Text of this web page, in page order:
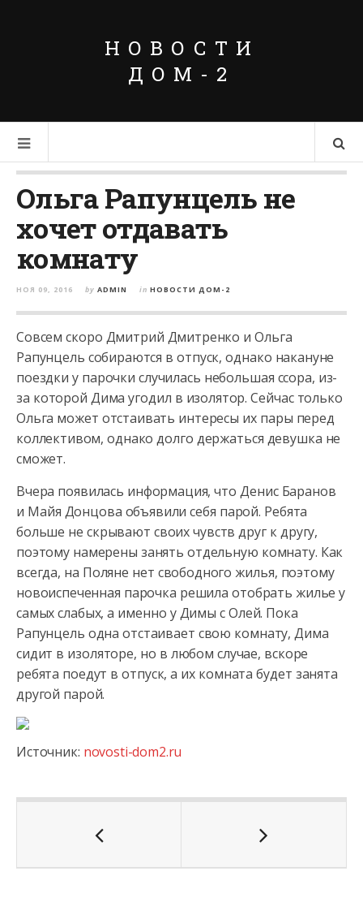
НОВОСТИ
ДОМ-2
Ольга Рапунцель не
хочет отдавать
комнату
НОЯ 09, 2016 by ADMIN in НОВОСТИ ДОМ-2
Совсем скоро Дмитрий Дмитренко и Ольга
Рапунцель собираются в отпуск, однако накануне
поездки у парочки случилась небольшая ссора, из-
за которой Дима угодил в изолятор. Сейчас только
Ольга может отстаивать интересы их пары перед
коллективом, однако долго держаться девушка не
сможет.
Вчера появилась информация, что Денис Баранов
и Майя Донцова объявили себя парой. Ребята
больше не скрывают своих чувств друг к другу,
поэтому намерены занять отдельную комнату. Как
всегда, на Поляне нет свободного жилья, поэтому
новоиспеченная парочка решила отобрать жилье у
самых слабых, а именно у Димы с Олей. Пока
Рапунцель одна отстаивает свою комнату, Дима
сидит в изоляторе, но в любом случае, вскоре
ребята поедут в отпуск, а их комната будет занята
другой парой.
Источник: novosti-dom2.ru